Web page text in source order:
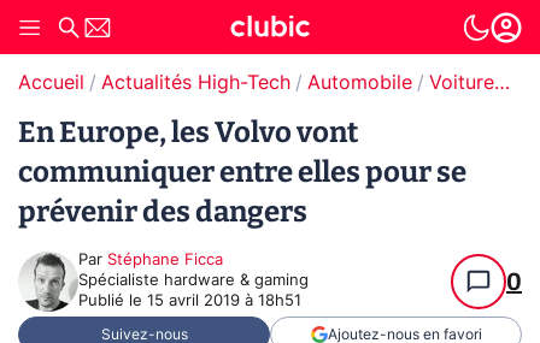
Accueil Actualités High-Tech Automobile Voitures autonomes
En Europe, les Volvo vont
communiquer entre elles pour se
prévenir des dangers
Par Stéphane Ficca
Spécialiste hardware & gaming
Publié le 15 avril 2019 à 18h51
0
Suivez-nous Ajoutez-nous en favori